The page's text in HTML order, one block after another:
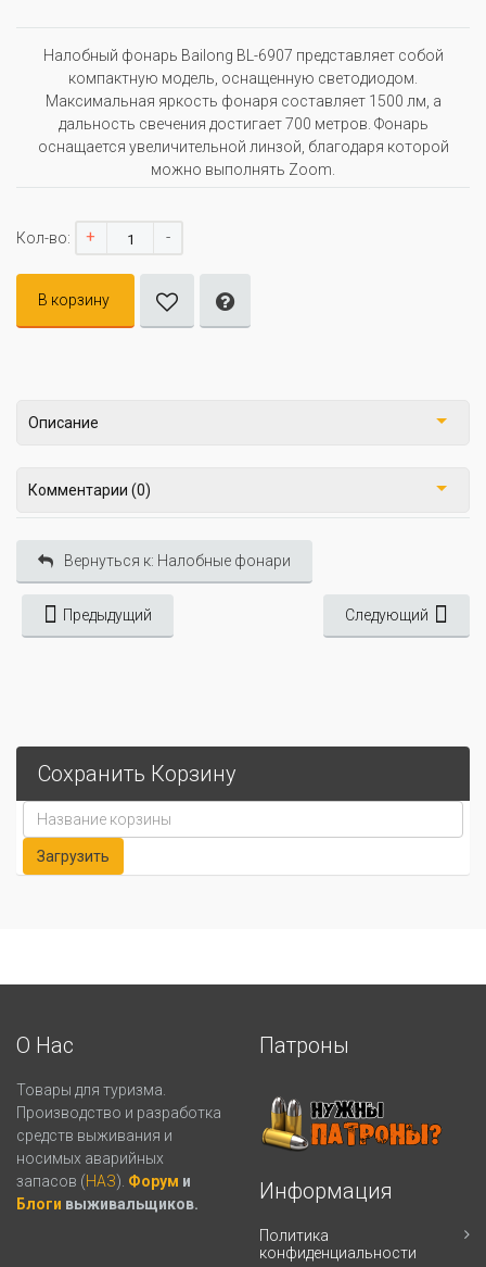
Налобный фонарь Bailong BL-6907 представляет собой
компактную модель, оснащенную светодиодом.
Максимальная яркость фонаря составляет 1500 лм, а
дальность свечения достигает 700 метров. Фонарь
оснащается увеличительной линзой, благодаря которой
можно выполнять Zoom.
Кол-во: + -
В корзину
Описание
Комментарии (0)
Вернуться к: Налобные фонари
Предыдущий Следующий
Сохранить Корзину
О Нас
Товары для туризма.
Производство и разработка
средств выживания и
носимых аварийных
запасов (НАЗ). Форум и
Блоги выживальщиков.
Патроны
Информация
Политика
конфиденциальности